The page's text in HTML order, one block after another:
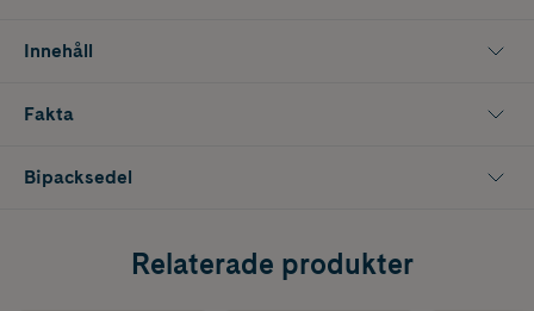
Innehåll
Fakta
Bipacksedel
Relaterade produkter